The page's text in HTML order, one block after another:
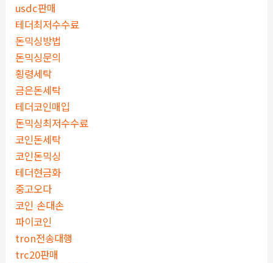
usdc판매
테더최저수수료
돈믹싱방법
돈믹싱문의
횡령세탁
금은돈세탁
테더코인매입
돈믹싱최저수수료
코인돈세탁
코인돈믹싱
테더현금화
중고오다
코인 손대손
파이코인
tron전송대행
trc20판매